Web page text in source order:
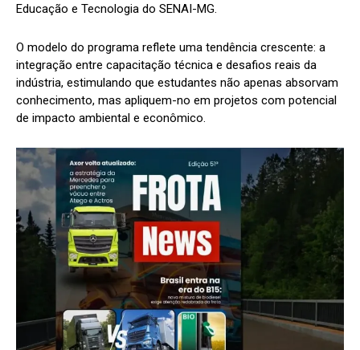
Educação e Tecnologia do SENAI-MG.
O modelo do programa reflete uma tendência crescente: a
integração entre capacitação técnica e desafios reais da
indústria, estimulando que estudantes não apenas absorvam
conhecimento, mas apliquem-no em projetos com potencial
de impacto ambiental e econômico.